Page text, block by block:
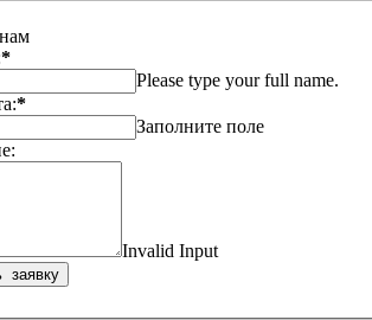
*
Please type your full name.
*
Заполните поле
Invalid Input